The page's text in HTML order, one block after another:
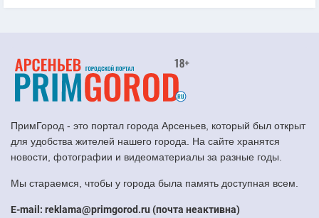
ПримГород - это портал города Арсеньев, который был открыт
для удобства жителей нашего города. На сайте хранятся
новости, фотографии и видеоматериалы за разные годы.
Мы стараемся, чтобы у города была память доступная всем.
E-mail: reklama@primgorod.ru (почта неактивна)